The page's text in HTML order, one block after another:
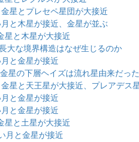
星とプレセペ星団が大接近
と木星が接近、金星が並ぶ
星と木星が大接近
大な境界構造はなぜ生じるのか
と金星が接近
星の下層ヘイズは流れ星由来だった
星と天王星が大接近、プレアデス
と金星が接近
と金星が接近
星と土星が大接近
月と金星が接近